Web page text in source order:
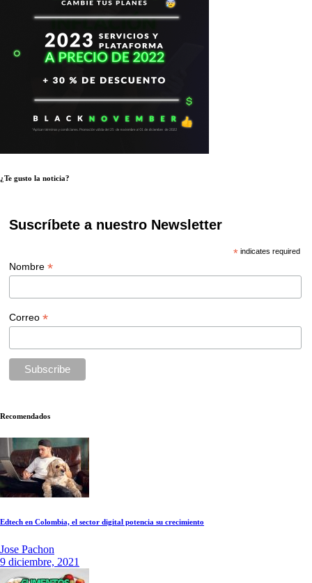
¿Te gusto la noticia?
Suscríbete a nuestro Newsletter
*indicates required
Nombre*
Correo*
Recomendados
Edtech en Colombia, el sector digital potencia su crecimiento
Jose Pachon
9 diciembre, 2021